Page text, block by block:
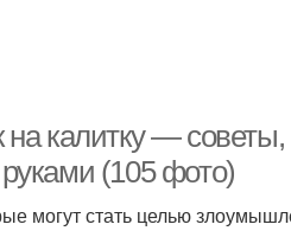
калитку — советы,
(105 фото)
могут стать целью